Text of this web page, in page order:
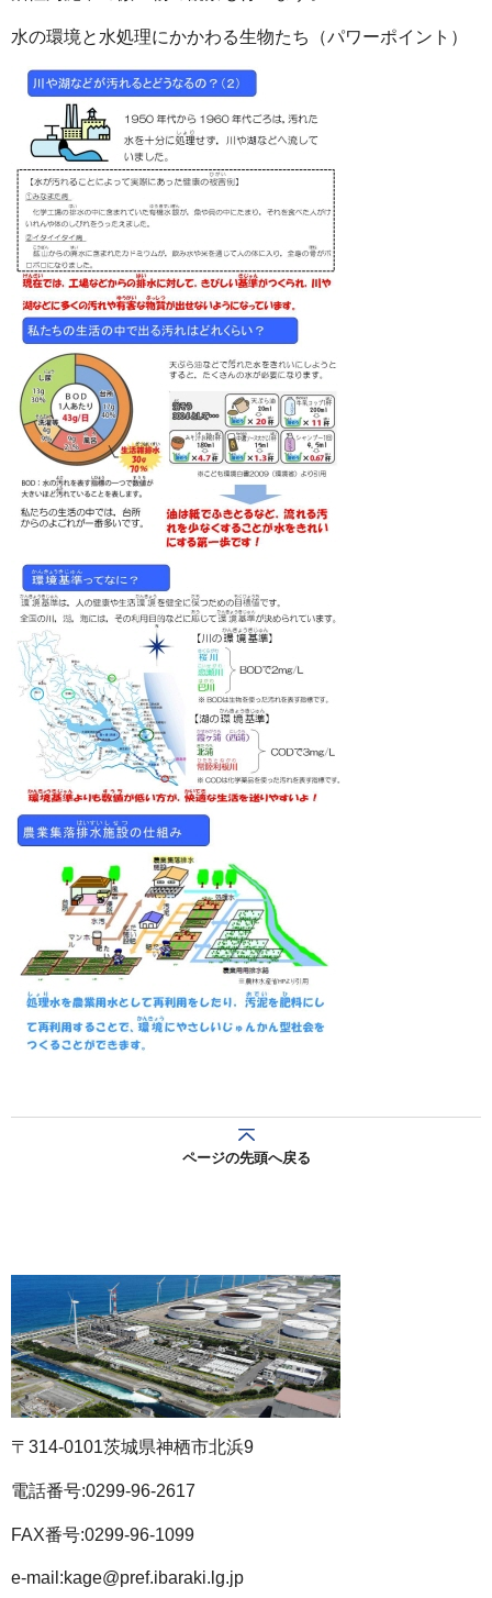
水の環境と水処理にかかわる生物たち（パワーポイント）
ページの先頭へ戻る
〒314-0101茨城県神栖市北浜9
電話番号:0299-96-2617
FAX番号:0299-96-1099
e-mail:kage@pref.ibaraki.lg.jp